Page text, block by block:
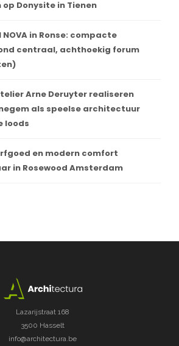
Donysite in Tienen
NOVA in Ronse: compacte
centraal, achthoekig forum
Arne Deruyter realiseren
als speelse architectuur
loods
en modern comfort
in Rosewood Amsterdam
Lazarijstraat 168
3500 Hasselt
info@architectura.be